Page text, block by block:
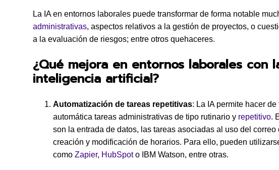
La IA en entornos laborales puede transformar de forma notable
administrativas, aspectos relativos a la gestión de proyectos, o
a la evaluación de riesgos; entre otros quehaceres.
¿Qué mejora en entornos laborales con
inteligencia artificial?
Automatización de tareas repetitivas: La IA permite hacer de
automática tareas administrativas de tipo rutinario y repetitivo.
son la entrada de datos, las tareas asociadas al uso del correo
creación y modificación de horarios. Para ello, pueden
como Zapier, HubSpoto IBM Watson, entre otras.